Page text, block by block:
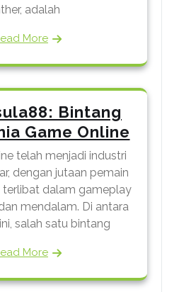
adalah
More
Bintang
Game Online
telah menjadi industri
dengan jutaan pemain
terlibat dalam gameplay
mendalam. Di antara
salah satu bintang
More